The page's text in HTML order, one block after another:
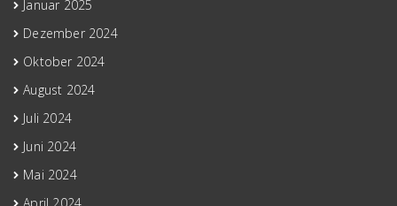
Januar 2025
Dezember 2024
Oktober 2024
August 2024
Juli 2024
Juni 2024
Mai 2024